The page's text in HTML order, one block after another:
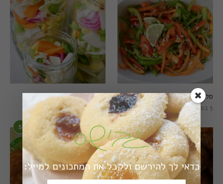
חמוצים מהירים
1 באוגוסט 2022
סלט פלפלים טרי וצבעוני
5 בפברואר 2021
5 6
כדאי לך להירשם ולקבל את המתכונים למייל: